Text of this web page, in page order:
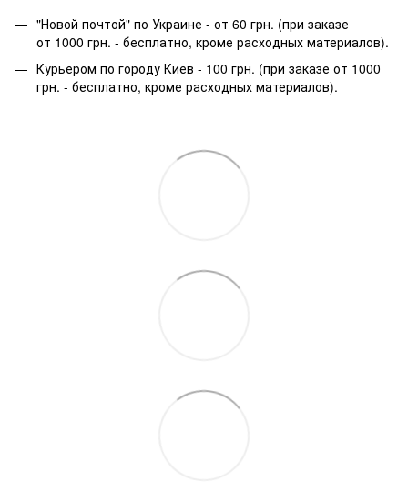
"Новой почтой" по Украине - от 60 грн. (при заказе
от 1000 грн. - бесплатно, кроме расходных материалов).
Курьером по городу Киев - 100 грн. (при заказе от 1000
грн. - бесплатно, кроме расходных материалов).